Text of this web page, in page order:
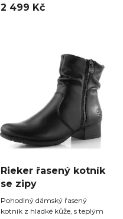
2 499 Kč
Rieker řasený kotník
se zipy
Pohodlný dámský řasený
kotník z hladké kůže, s teplým